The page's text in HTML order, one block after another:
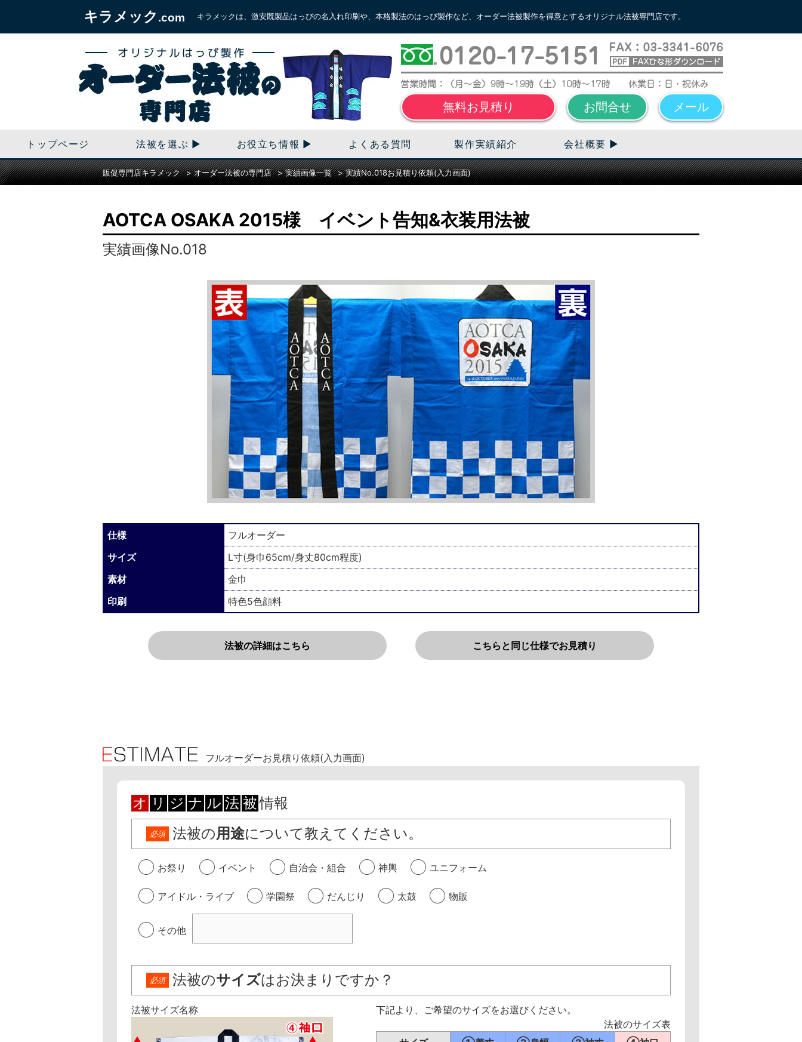
キラメック .com キラメックは、激安既製品はっぴの名入れ印刷や、本格製法のはっぴ製作など、オーダー法被製作を得意とするオリジナル法被専門店です。
無料お見積り お問合せ メール
トップページ 法被を選ぶ お役立ち情報 よくある質問 製作実績紹介 会社概要
販促専門店キラメック >オーダー法被の専門店 >実績画像一覧 >実績No.018お見積り依頼(入力画面)
AOTCA OSAKA 2015様 イベント告知&衣装用法被
実績画像No.018
仕様
フルオーダー
サイズ
L寸(身巾65cm/身丈80cm程度)
素材
金巾
印刷
特色5色顔料
法被の詳細はこちら こちらと同じ仕様でお見積り
フルオーダーお見積り依頼(入力画面)
オ リ ジ ナ ル 法 被情報
必須 法被の用途について教えてください。
お祭り イベント 自治会・組合 神輿 ユニフォーム
アイドル・ライブ 学園祭 だんじり 太鼓 物販
その他
必須 法被のサイズはお決まりですか？
法被サイズ名称
下記より、ご希望のサイズをお選びください。
法被のサイズ表